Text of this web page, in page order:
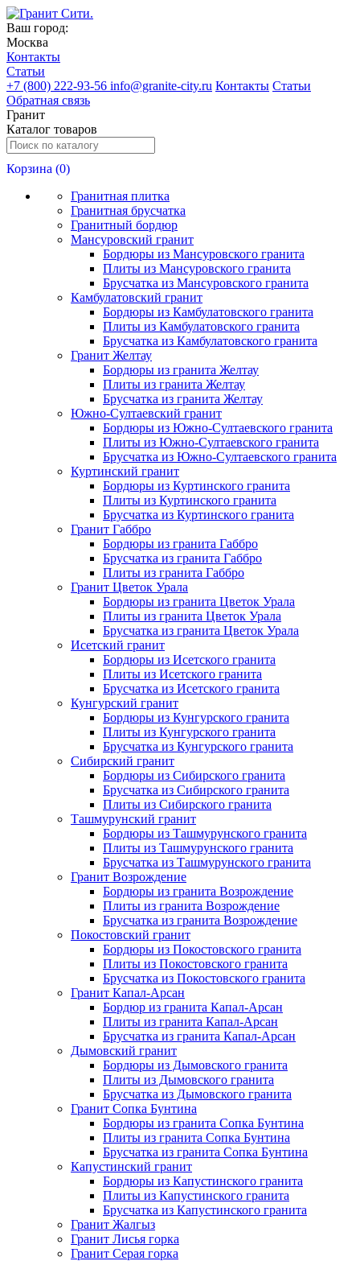
Ваш город:
Москва
Контакты
Статьи
+7 (800) 222-93-56 info@granite-city.ru Контакты Статьи
Обратная связь
Гранит
Каталог товаров
Корзина (0)
Гранитная плитка
Гранитная брусчатка
Гранитный бордюр
Мансуровский гранит
Бордюры из Мансуровского гранита
Плиты из Мансуровского гранита
Брусчатка из Мансуровского гранита
Камбулатовский гранит
Бордюры из Камбулатовского гранита
Плиты из Камбулатовского гранита
Брусчатка из Камбулатовского гранита
Гранит Желтау
Бордюры из гранита Желтау
Плиты из гранита Желтау
Брусчатка из гранита Желтау
Южно-Султаевский гранит
Бордюры из Южно-Султаевского гранита
Плиты из Южно-Султаевского гранита
Брусчатка из Южно-Султаевского гранита
Куртинский гранит
Бордюры из Куртинского гранита
Плиты из Куртинского гранита
Брусчатка из Куртинского гранита
Гранит Габбро
Бордюры из гранита Габбро
Брусчатка из гранита Габбро
Плиты из гранита Габбро
Гранит Цветок Урала
Бордюры из гранита Цветок Урала
Плиты из гранита Цветок Урала
Брусчатка из гранита Цветок Урала
Исетский гранит
Бордюры из Исетского гранита
Плиты из Исетского гранита
Брусчатка из Исетского гранита
Кунгурский гранит
Бордюры из Кунгурского гранита
Плиты из Кунгурского гранита
Брусчатка из Кунгурского гранита
Сибирский гранит
Бордюры из Сибирского гранита
Брусчатка из Сибирского гранита
Плиты из Сибирского гранита
Ташмурунский гранит
Бордюры из Ташмурунского гранита
Плиты из Ташмурунского гранита
Брусчатка из Ташмурунского гранита
Гранит Возрождение
Бордюры из гранита Возрождение
Плиты из гранита Возрождение
Брусчатка из гранита Возрождение
Покостовский гранит
Бордюры из Покостовского гранита
Плиты из Покостовского гранита
Брусчатка из Покостовского гранита
Гранит Капал-Арсан
Бордюр из гранита Капал-Арсан
Плиты из гранита Капал-Арсан
Брусчатка из гранита Капал-Арсан
Дымовский гранит
Бордюры из Дымовского гранита
Плиты из Дымовского гранита
Брусчатка из Дымовского гранита
Гранит Сопка Бунтина
Бордюры из гранита Сопка Бунтина
Плиты из гранита Сопка Бунтина
Брусчатка из гранита Сопка Бунтина
Капустинский гранит
Бордюры из Капустинского гранита
Плиты из Капустинского гранита
Брусчатка из Капустинского гранита
Гранит Жалгыз
Гранит Лисья горка
Гранит Серая горка